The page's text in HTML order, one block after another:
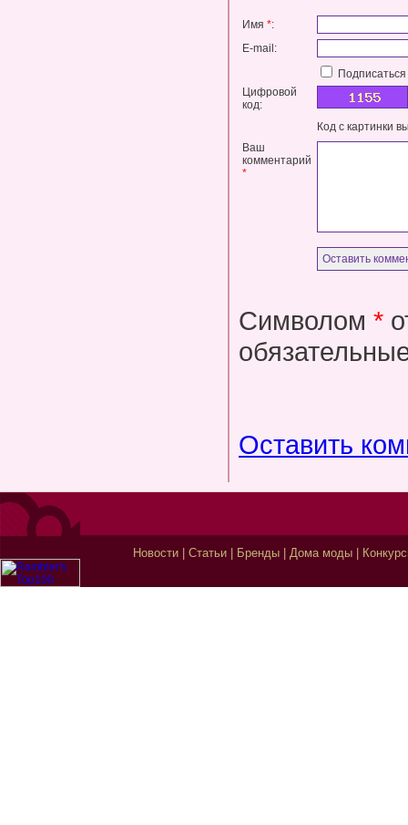
Имя *:
E-mail:
Цифровой
код:
Код с картинки
Ваш
комментарий
*
Символом *
Оставить
Новости| Статьи| Бренды| Дома моды|